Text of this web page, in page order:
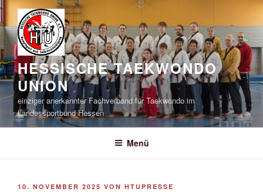
Zum
Inhalt
springen
HESSISCHE TAEKWONDO
UNION
einziger anerkannter Fachverband für Taekwondo im
Landessportbund Hessen
Menü
VERÖFFENTLICHT
10. NOVEMBER 2025 VON HTUPRESSE